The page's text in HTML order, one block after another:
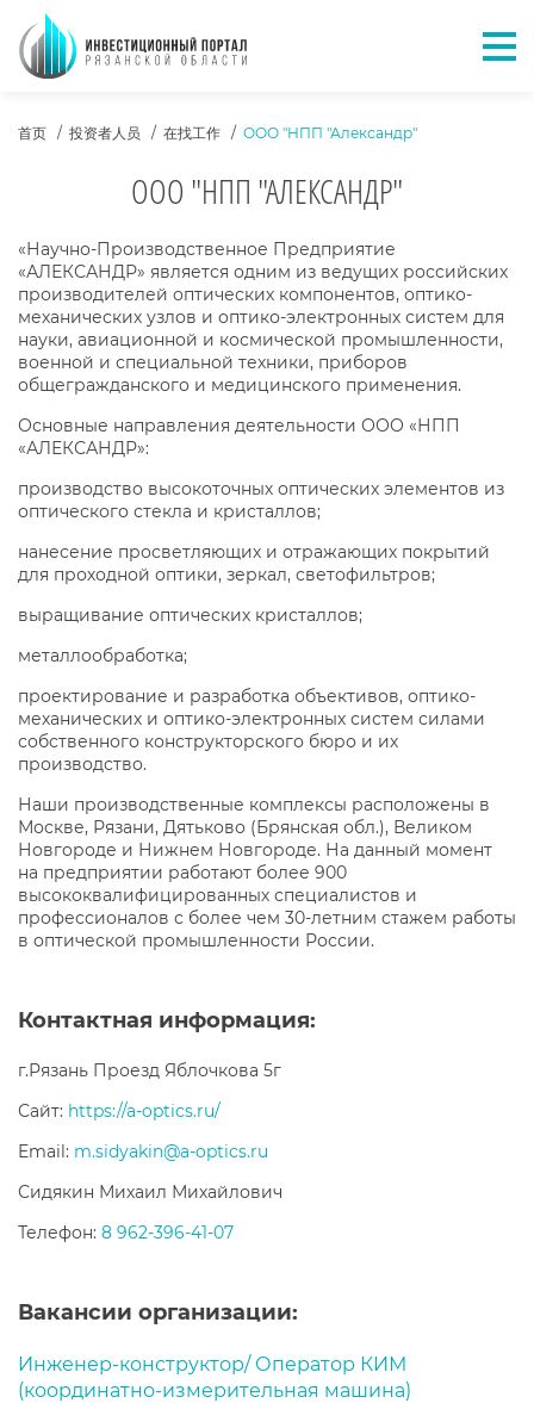
ХЛЕБНЫЕ КРОШКИ
首页 投资者人员 在找工作 ООО "НПП "Александр"
ООО "НПП "АЛЕКСАНДР"
ОПИСАНИЕ КОМПАНИИ
«Научно-Производственное Предприятие
«АЛЕКСАНДР» является одним из ведущих российских
производителей оптических компонентов, оптико-
механических узлов и оптико-электронных систем для
науки, авиационной и космической промышленности,
военной и специальной техники, приборов
общегражданского и медицинского применения.
Основные направления деятельности ООО «НПП
«АЛЕКСАНДР»:
производство высокоточных оптических элементов из
оптического стекла и кристаллов;
нанесение просветляющих и отражающих покрытий
для проходной оптики, зеркал, светофильтров;
выращивание оптических кристаллов;
металлообработка;
проектирование и разработка объективов, оптико-
механических и оптико-электронных систем силами
собственного конструкторского бюро и их
производство.
Наши производственные комплексы расположены в
Москве, Рязани, Дятьково (Брянская обл.), Великом
Новгороде и Нижнем Новгороде. На данный момент
на предприятии работают более 900
высококвалифицированных специалистов и
профессионалов с более чем 30-летним стажем работы
в оптической промышленности России.
Контактная информация:
г.Рязань Проезд Яблочкова 5г
Сайт: https://a-optics.ru/
Email: m.sidyakin@a-optics.ru
Сидякин Михаил Михайлович
Телефон: 8 962-396-41-07
Вакансии организации:
Инженер-конструктор/ Оператор КИМ
(координатно-измерительная машина)